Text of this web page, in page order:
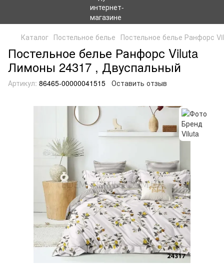
Каталог Постельное белье Постельное белье Ранфорс
Постельное белье Ранфорс Viluta
Лимоны 24317 , Двуспальный
Артикул: 86465-00000041515 Оставить отзыв